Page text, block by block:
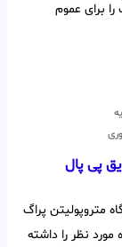
برای عموم
پی پال
متروپولیتن پراگ
نظر را داشته